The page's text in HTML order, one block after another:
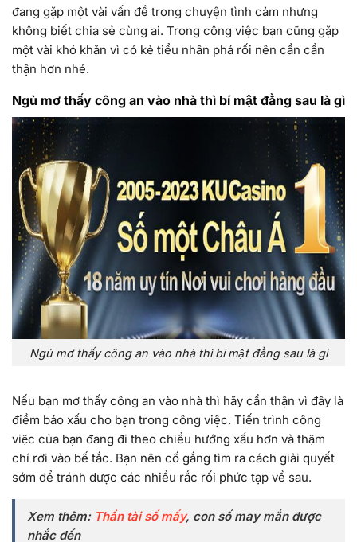
đang gặp một vài vấn đề trong chuyện tình cảm nhưng
không biết chia sẻ cùng ai. Trong công việc bạn cũng gặp
một vài khó khăn vì có kẻ tiểu nhân phá rối nên cần cẩn
thận hơn nhé.
Ngủ mơ thấy công an vào nhà thì bí mật đằng sau là gì
Ngủ mơ thấy công an vào nhà thì bí mật đằng sau là gì
Nếu bạn mơ thấy công an vào nhà thì hãy cẩn thận vì đây là
điềm báo xấu cho bạn trong công việc. Tiến trình công
việc của bạn đang đi theo chiều hướng xấu hơn và thậm
chí rơi vào bế tắc. Bạn nên cố gắng tìm ra cách giải quyết
sớm để tránh được các nhiều rắc rối phức tạp về sau.
Xem thêm: Thần tài số mấy, con số may mắn được
nhắc đến